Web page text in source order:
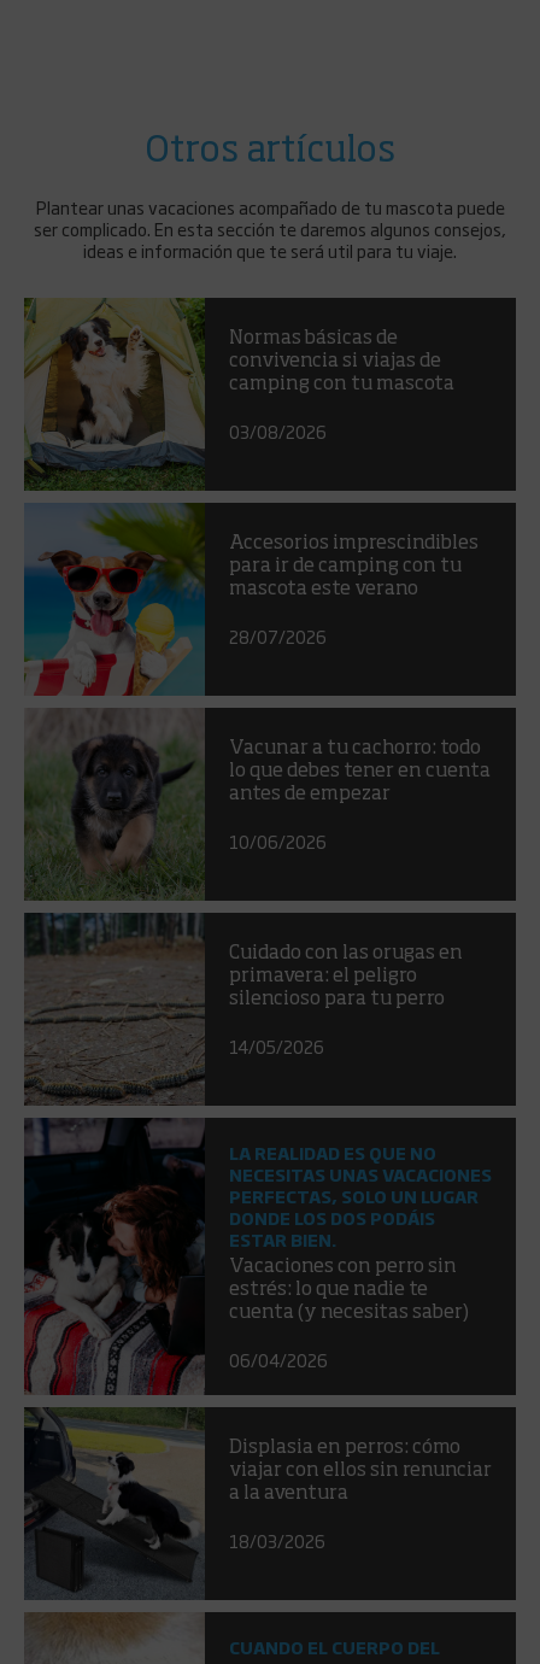
Otros artículos
Plantear unas vacaciones acompañado de tu mascota puede
ser complicado. En esta sección te daremos algunos consejos,
ideas e información que te será util para tu viaje.
Normas básicas de
convivencia si viajas de
camping con tu mascota
03/08/2026
Accesorios imprescindibles
para ir de camping con tu
mascota este verano
28/07/2026
Vacunar a tu cachorro: todo
lo que debes tener en cuenta
antes de empezar
10/06/2026
Cuidado con las orugas en
primavera: el peligro
silencioso para tu perro
14/05/2026
LA REALIDAD ES QUE NO
NECESITAS UNAS VACACIONES
PERFECTAS, SOLO UN LUGAR
DONDE LOS DOS PODÁIS
ESTAR BIEN.
Vacaciones con perro sin
estrés: lo que nadie te
cuenta (y necesitas saber)
06/04/2026
Displasia en perros: cómo
viajar con ellos sin renunciar
a la aventura
18/03/2026
CUANDO EL CUERPO DEL